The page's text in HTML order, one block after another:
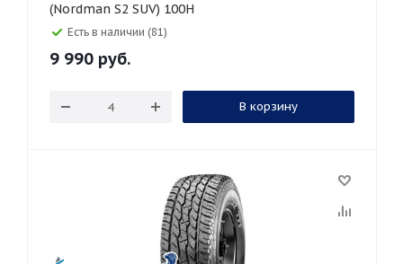
(Nordman S2 SUV) 100H
Есть в наличии (81)
9 990 руб.
В корзину